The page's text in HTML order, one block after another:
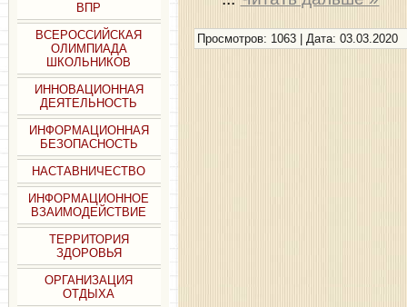
ВПР
ВСЕРОССИЙСКАЯ
ОЛИМПИАДА
ШКОЛЬНИКОВ
ИННОВАЦИОННАЯ
ДЕЯТЕЛЬНОСТЬ
ИНФОРМАЦИОННАЯ
БЕЗОПАСНОСТЬ
НАСТАВНИЧЕСТВО
ИНФОРМАЦИОННОЕ
ВЗАИМОДЕЙСТВИЕ
ТЕРРИТОРИЯ
ЗДОРОВЬЯ
ОРГАНИЗАЦИЯ
ОТДЫХА
Просмотров: 1063 | Дата:03.03.2020